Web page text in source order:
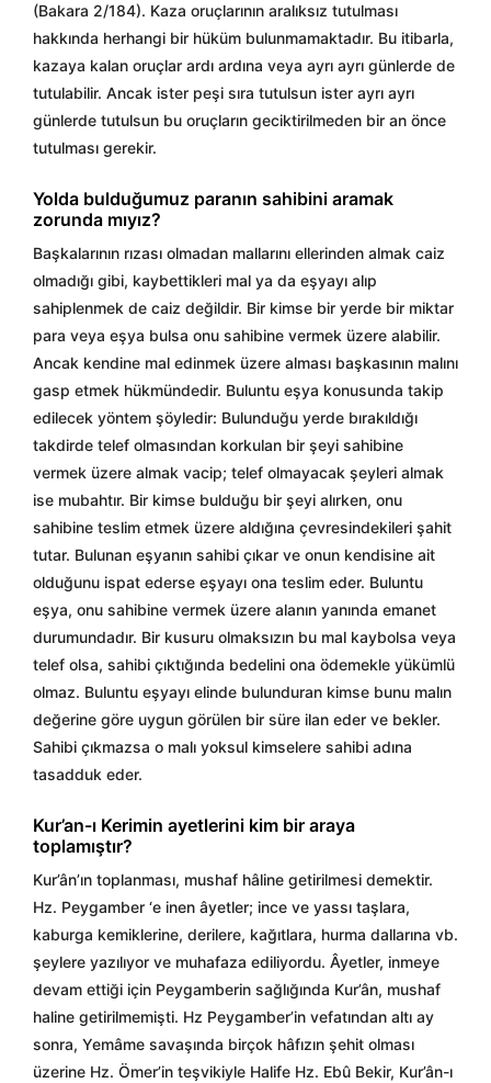
(Bakara 2/184). Kaza oruçlarının aralıksız tutulması
hakkında herhangi bir hüküm bulunmamaktadır. Bu itibarla,
kazaya kalan oruçlar ardı ardına veya ayrı ayrı günlerde de
tutulabilir. Ancak ister peşi sıra tutulsun ister ayrı ayrı
günlerde tutulsun bu oruçların geciktirilmeden bir an önce
tutulması gerekir.
Yolda bulduğumuz paranın sahibini aramak
zorunda mıyız?
Başkalarının rızası olmadan mallarını ellerinden almak caiz
olmadığı gibi, kaybettikleri mal ya da eşyayı alıp
sahiplenmek de caiz değildir. Bir kimse bir yerde bir miktar
para veya eşya bulsa onu sahibine vermek üzere alabilir.
Ancak kendine mal edinmek üzere alması başkasının malını
gasp etmek hükmündedir. Buluntu eşya konusunda takip
edilecek yöntem şöyledir: Bulunduğu yerde bırakıldığı
takdirde telef olmasından korkulan bir şeyi sahibine
vermek üzere almak vacip; telef olmayacak şeyleri almak
ise mubahtır. Bir kimse bulduğu bir şeyi alırken, onu
sahibine teslim etmek üzere aldığına çevresindekileri şahit
tutar. Bulunan eşyanın sahibi çıkar ve onun kendisine ait
olduğunu ispat ederse eşyayı ona teslim eder. Buluntu
eşya, onu sahibine vermek üzere alanın yanında emanet
durumundadır. Bir kusuru olmaksızın bu mal kaybolsa veya
telef olsa, sahibi çıktığında bedelini ona ödemekle yükümlü
olmaz. Buluntu eşyayı elinde bulunduran kimse bunu malın
değerine göre uygun görülen bir süre ilan eder ve bekler.
Sahibi çıkmazsa o malı yoksul kimselere sahibi adına
tasadduk eder.
Kur’an-ı Kerimin ayetlerini kim bir araya
toplamıştır?
Kur’ân’ın toplanması, mushaf hâline getirilmesi demektir.
Hz. Peygamber ‘e inen âyetler; ince ve yassı taşlara,
kaburga kemiklerine, derilere, kağıtlara, hurma dallarına vb.
şeylere yazılıyor ve muhafaza ediliyordu. Âyetler, inmeye
devam ettiği için Peygamberin sağlığında Kur’ân, mushaf
haline getirilmemişti. Hz Peygamber’in vefatından altı ay
sonra, Yemâme savaşında birçok hâfızın şehit olması
üzerine Hz. Ömer’in teşvikiyle Halife Hz. Ebû Bekir, Kur’ân-ı